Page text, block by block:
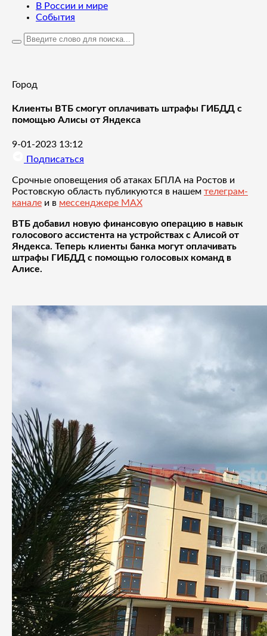
В России и мире
События
Город
Клиенты ВТБ смогут оплачивать штрафы ГИБДД с
помощью Алисы от Яндекса
9-01-2023 13:12
Подписаться
Срочные оповещения об атаках БПЛА на Ростов и
Ростовскую область публикуются в нашем телеграм-
канале и в мессенджере MAX
ВТБ добавил новую финансовую операцию в навык
голосового ассистента на устройствах с Алисой от
Яндекса. Теперь клиенты банка могут оплачивать
штрафы ГИБДД с помощью голосовых команд в
Алисе.